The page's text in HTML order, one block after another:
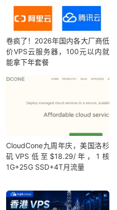
卷疯了！2026年国内各大厂商低
价VPS云服务器，100元以内就
能拿下年套餐
CloudCone九周年庆，美国洛杉
矶VPS低至$18.29/年，1核
1G+25G SSD+4T月流量